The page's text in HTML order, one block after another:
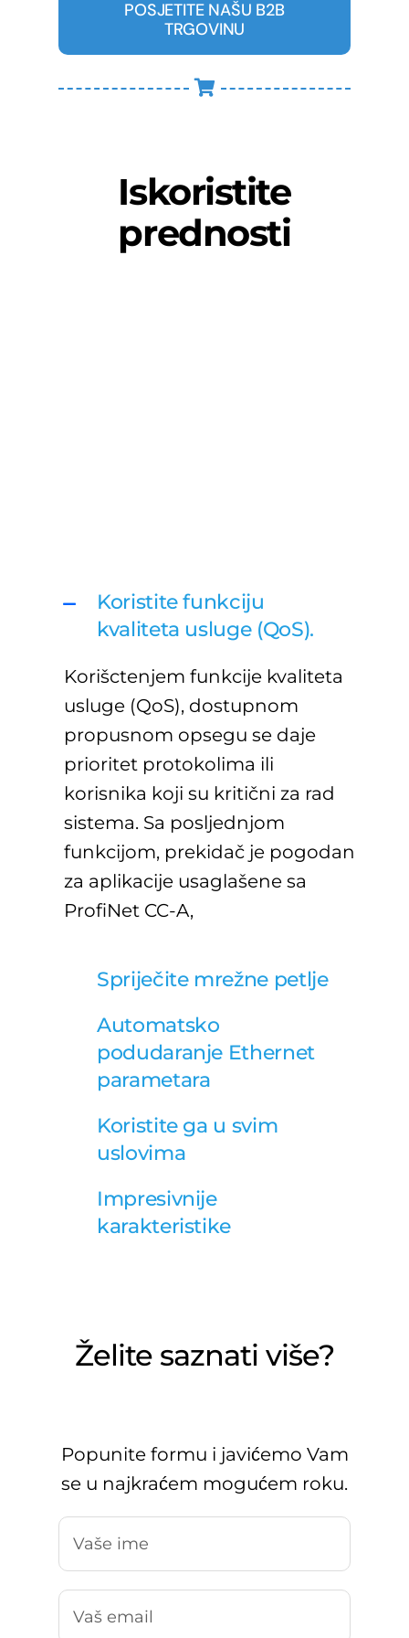
POSJETITE NAŠU B2B
TRGOVINU
Iskoristite
prednosti
Koristite funkciju
kvaliteta usluge (QoS).
Korišctenjem funkcije kvaliteta
usluge (QoS), dostupnom
propusnom opsegu se daje
prioritet protokolima ili
korisnika koji su kritični za rad
sistema. Sa posljednjom
funkcijom, prekidač je pogodan
za aplikacije usaglašene sa
ProfiNet CC-A,
Spriječite mrežne petlje
Automatsko
podudaranje Ethernet
parametara
Koristite ga u svim
uslovima
Impresivnije
karakteristike
Želite saznati više?
Popunite formu i javićemo Vam
se u najkraćem mogućem roku.